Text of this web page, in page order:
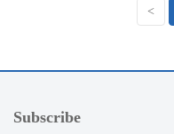
程、全周期的咨询服
包容、专业、负责”的
<
Subscribe